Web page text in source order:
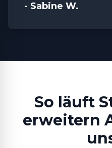
- Sabine W.
So läuft
erweitern